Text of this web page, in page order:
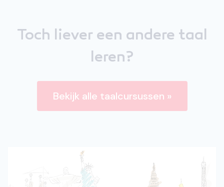
Toch liever een andere taal
leren?
Bekijk alle taalcursussen »